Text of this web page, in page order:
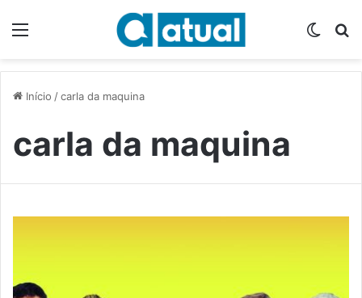
Início /carla da maquina
carla da maquina